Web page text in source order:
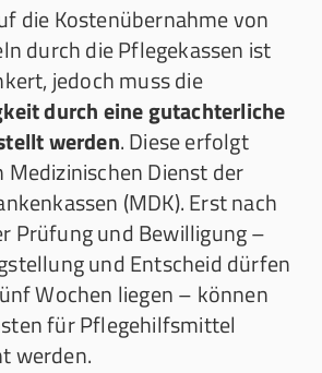
die Kostenübernahme von
durch die Pflegekassen ist
jedoch muss die
durch eine gutachterliche
werden. Diese erfolgt
Dienst der
(MDK). Erst nach
Prüfung und Bewilligung –
und Entscheid dürfen
Wochen liegen – können
für Pflegehilfsmittel
werden.